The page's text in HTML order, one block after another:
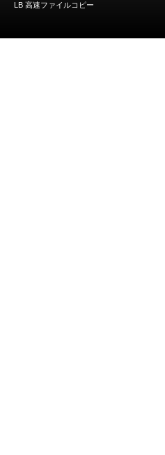
LB 高速ファイルコピー